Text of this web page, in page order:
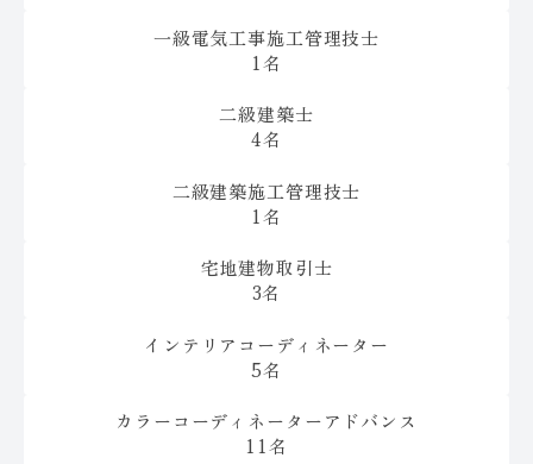
一級電気工事施工管理技士
1名
二級建築士
4名
二級建築施工管理技士
1名
宅地建物取引士
3名
インテリアコーディネーター
5名
カラーコーディネーターアドバンス
11名